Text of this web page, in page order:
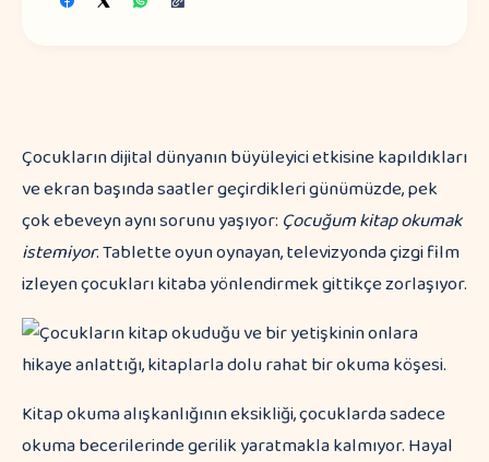
Çocukların dijital dünyanın büyüleyici etkisine kapıldıkları
ve ekran başında saatler geçirdikleri günümüzde, pek
çok ebeveyn aynı sorunu yaşıyor: Çocuğum kitap okumak
istemiyor. Tablette oyun oynayan, televizyonda çizgi film
izleyen çocukları kitaba yönlendirmek gittikçe zorlaşıyor.
Kitap okuma alışkanlığının eksikliği, çocuklarda sadece
okuma becerilerinde gerilik yaratmakla kalmıyor. Hayal